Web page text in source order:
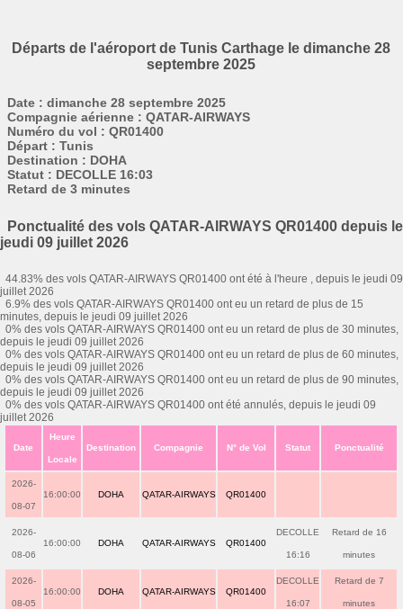
Départs de l'aéroport de Tunis Carthage le dimanche 28
septembre 2025
Date : dimanche 28 septembre 2025
Compagnie aérienne : QATAR-AIRWAYS
Numéro du vol : QR01400
Départ : Tunis
Destination : DOHA
Statut : DECOLLE 16:03
Retard de 3 minutes
Ponctualité des vols QATAR-AIRWAYS QR01400 depuis le
jeudi 09 juillet 2026
44.83% des vols QATAR-AIRWAYS QR01400 ont été à l'heure , depuis le jeudi 09
juillet 2026
6.9% des vols QATAR-AIRWAYS QR01400 ont eu un retard de plus de 15
minutes, depuis le jeudi 09 juillet 2026
0% des vols QATAR-AIRWAYS QR01400 ont eu un retard de plus de 30 minutes,
depuis le jeudi 09 juillet 2026
0% des vols QATAR-AIRWAYS QR01400 ont eu un retard de plus de 60 minutes,
depuis le jeudi 09 juillet 2026
0% des vols QATAR-AIRWAYS QR01400 ont eu un retard de plus de 90 minutes,
depuis le jeudi 09 juillet 2026
0% des vols QATAR-AIRWAYS QR01400 ont été annulés, depuis le jeudi 09
juillet 2026
Date
Heure
Locale
Destination Compagnie N° de Vol Statut Ponctualité
2026-
08-07
16:00:00 DOHA QATAR-AIRWAYS QR01400
2026-
08-06
16:00:00 DOHA QATAR-AIRWAYS QR01400
DECOLLE
16:16
Retard de 16
minutes
2026-
08-05
16:00:00 DOHA QATAR-AIRWAYS QR01400
DECOLLE
16:07
Retard de 7
minutes